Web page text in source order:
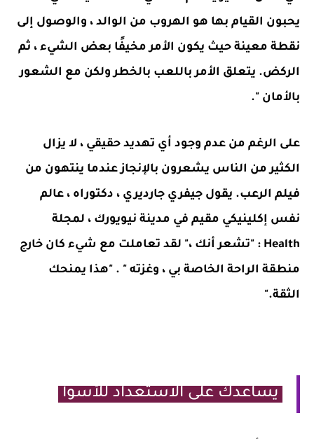
يحبون القيام بها هو الهروب من الوالد ، والوصول إلى
نقطة معينة حيث يكون الأمر مخيفًا بعض الشيء ، ثم
الركض. يتعلق الأمر باللعب بالخطر ولكن مع الشعور
بالأمان ".
على الرغم من عدم وجود أي تهديد حقيقي ، لا يزال
الكثير من الناس يشعرون بالإنجاز عندما ينتهون من
فيلم الرعب. يقول جيفري جارديري ، دكتوراه ، عالم
نفس إكلينيكي مقيم في مدينة نيويورك ، لمجلة
Health : "تشعر أنك ،" لقد تعاملت مع شيء كان خارج
منطقة الراحة الخاصة بي ، وغزته " . "هذا يمنحك
الثقة."
يساعدك على الاستعداد للأسوأ